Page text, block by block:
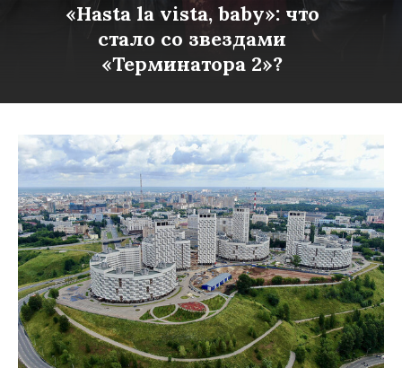
«Hasta la vista, baby»: что
стало со звездами
«Терминатора 2»?